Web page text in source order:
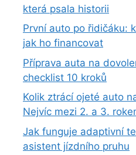
která psala historii
První auto po řidičáku:
jak ho financovat
Příprava auta na
checklist 10 kroků
Kolik ztrácí ojeté auto
Nejvíc mezi 2. a 3.
Jak funguje adaptivní
asistent jízdního pruhu